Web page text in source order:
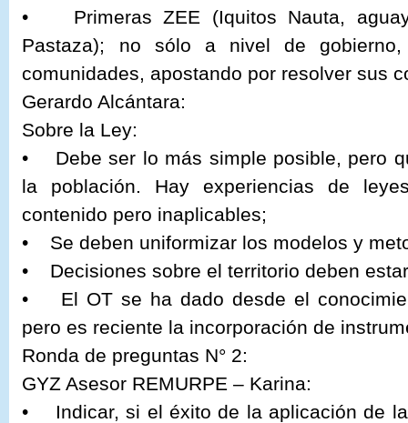
• Primeras ZEE (Iquitos Nauta,
Pastaza); no sólo a nivel de
comunidades, apostando por resolver sus
Gerardo Alcántara:
Sobre la Ley:
• Debe ser lo más simple posible, pero
la población. Hay experiencias de
contenido pero inaplicables;
• Se deben uniformizar los modelos y
• Decisiones sobre el territorio deben
• El OT se ha dado desde el
pero es reciente la incorporación de
Ronda de preguntas N° 2:
GYZ Asesor REMURPE – Karina:
• Indicar, si el éxito de la aplicación de